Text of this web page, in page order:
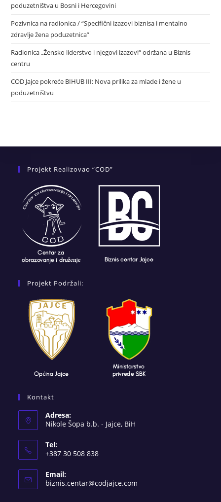
poduzetništva u Bosni i Hercegovini
Pozivnica na radionica / “Specifični izazovi biznisa i mentalno
zdravlje žena poduzetnica”
Radionica „Žensko liderstvo i njegovi izazovi“ održana u Biznis
centru
COD Jajce pokreće BIHUB III: Nova prilika za mlade i žene u
poduzetništvu
Projekt Realizovao “COD”
Projekt Podržali:
Kontakt
Adresa:
Nikole Šopa b.b. - Jajce, BiH
Tel:
+387 30 508 838
Email:
biznis.centar@codjajce.com